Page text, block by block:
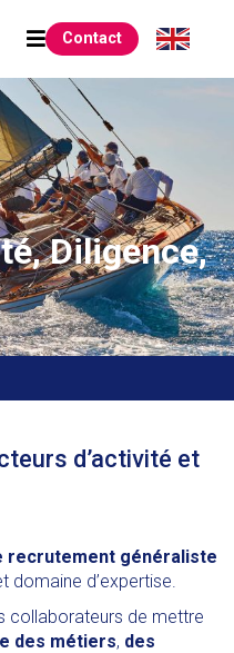
Contact
Diligence,
d’activité et
recrutement généraliste
domaine d’expertise.
collaborateurs de mettre
des métiers, des